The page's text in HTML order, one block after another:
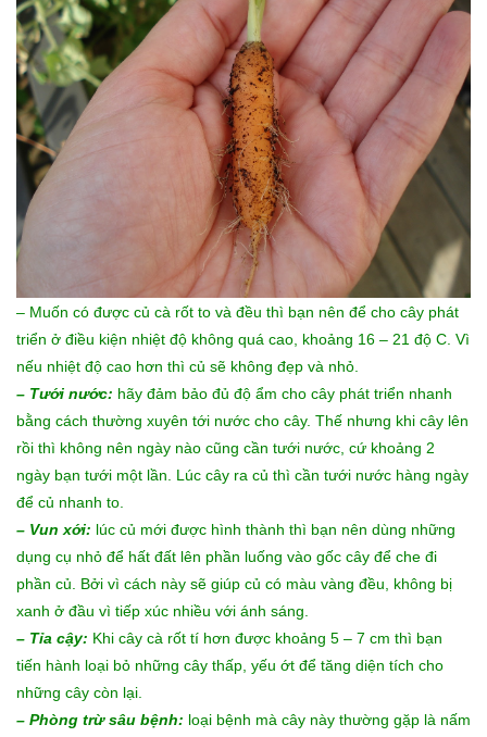
– Muốn có được củ cà rốt to và đều thì bạn nên để cho cây phát
triển ở điều kiện nhiệt độ không quá cao, khoảng 16 – 21 độ C. Vì
nếu nhiệt độ cao hơn thì củ sẽ không đẹp và nhỏ.
– Tưới nước: hãy đảm bảo đủ độ ẩm cho cây phát triển nhanh
bằng cách thường xuyên tới nước cho cây. Thế nhưng khi cây lên
rồi thì không nên ngày nào cũng cần tưới nước, cứ khoảng 2
ngày bạn tưới một lần. Lúc cây ra củ thì cần tưới nước hàng ngày
để củ nhanh to.
– Vun xới: lúc củ mới được hình thành thì bạn nên dùng những
dụng cụ nhỏ để hất đất lên phần luống vào gốc cây để che đi
phần củ. Bởi vì cách này sẽ giúp củ có màu vàng đều, không bị
xanh ở đầu vì tiếp xúc nhiều với ánh sáng.
– Tỉa cậy: Khi cây cà rốt tí hơn được khoảng 5 – 7 cm thì bạn
tiến hành loại bỏ những cây thấp, yếu ớt để tăng diện tích cho
những cây còn lại.
– Phòng trừ sâu bệnh: loại bệnh mà cây này thường gặp là nấm